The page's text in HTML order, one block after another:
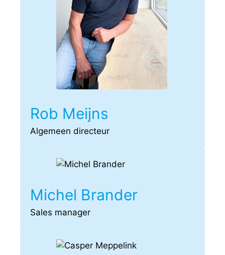
Rob Meijns
Algemeen directeur
Michel Brander
Sales manager